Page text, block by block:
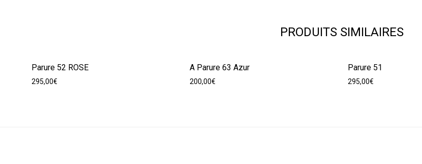
PRODUITS SIMILAIRES
Parure 52 ROSE
295,00€
A Parure 63 Azur
200,00€
Parure 51
295,00€